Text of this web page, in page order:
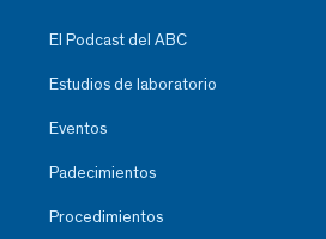
El Podcast del ABC
Estudios de laboratorio
Eventos
Padecimientos
Procedimientos